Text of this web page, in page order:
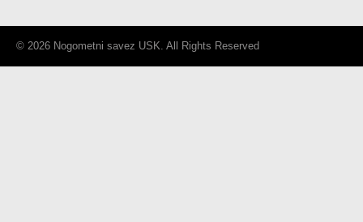
© 2026 Nogometni savez USK. All Rights Reserved